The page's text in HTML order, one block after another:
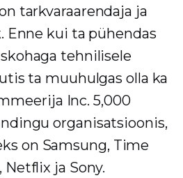
tarkvaraarendaja ja
kui ta pühendas
tehnilisele
ta muuhulgas olla ka
Inc. 5,000
organisatsioonis,
on Samsung, Time
Netflix ja Sony.